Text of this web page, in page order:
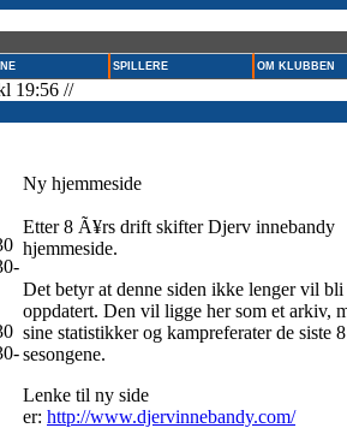
SPILLERE OM KLUBBEN
19:56 //
Ny hjemmeside
Etter 8 Ã¥rs drift skifter Djerv innebandy
hjemmeside.
Det betyr at denne siden ikke lenger vil bli
oppdatert. Den vil ligge her som et arkiv,
sine statistikker og kampreferater de siste 8
sesongene.
Lenke til ny side
er: http://www.djervinnebandy.com/